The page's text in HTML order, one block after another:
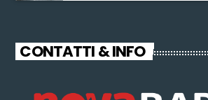
CONTATTI & INFO